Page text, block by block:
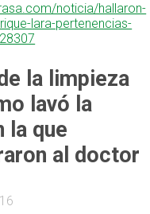
noticia/hallaron-
lara-pertenencias-
la limpieza
lavó la
la que
al doctor